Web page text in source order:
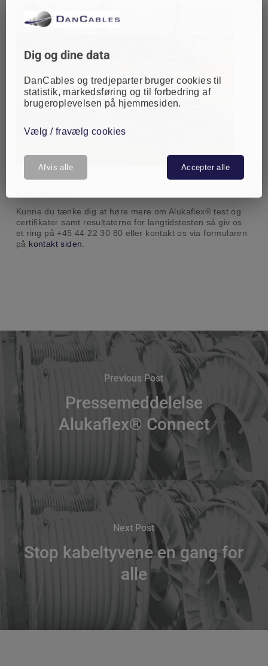
Kunne du tænke dig at høre mere om Alukaflex® test og
certifikater samt resultaterne for langtidstesten så giv os
et ring på +45 44 22 30 80 eller kontakt os via formularen
på kontakt siden.
Previous Post
Pressemeddelelse
Alukaflex® Connect
Next Post
Stop kabeltyvene en gang for
alle
Dig og dine data
DanCables og tredjeparter bruger cookies til
statistik, markedsføring og til forbedring af
brugeroplevelsen på hjemmesiden.
Vælg / fravælg cookies
Afvis alle Accepter alle